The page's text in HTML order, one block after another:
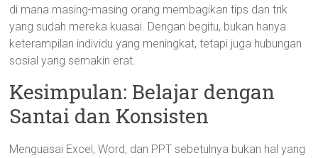
di mana masing-masing orang membagikan tips dan trik
yang sudah mereka kuasai. Dengan begitu, bukan hanya
keterampilan individu yang meningkat, tetapi juga hubungan
sosial yang semakin erat.
Kesimpulan: Belajar dengan
Santai dan Konsisten
Menguasai Excel, Word, dan PPT sebetulnya bukan hal yang